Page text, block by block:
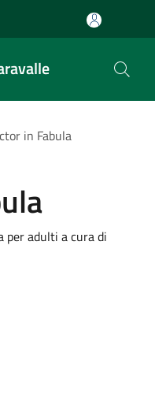
in Fabula
adulti a cura di